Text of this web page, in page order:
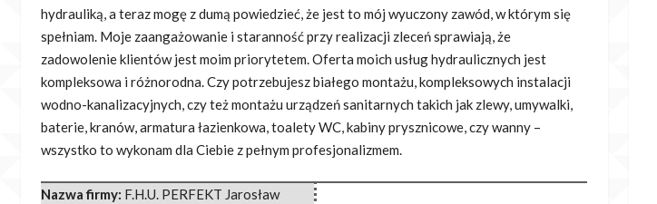
hydrauliką, a teraz mogę z dumą powiedzieć, że jest to mój wyuczony zawód, w którym się
spełniam. Moje zaangażowanie i staranność przy realizacji zleceń sprawiają, że
zadowolenie klientów jest moim priorytetem. Oferta moich usług hydraulicznych jest
kompleksowa i różnorodna. Czy potrzebujesz białego montażu, kompleksowych instalacji
wodno-kanalizacyjnych, czy też montażu urządzeń sanitarnych takich jak zlewy, umywalki,
baterie, kranów, armatura łazienkowa, toalety WC, kabiny prysznicowe, czy wanny –
wszystko to wykonam dla Ciebie z pełnym profesjonalizmem.
Nazwa firmy: F.H.U. PERFEKT Jarosław